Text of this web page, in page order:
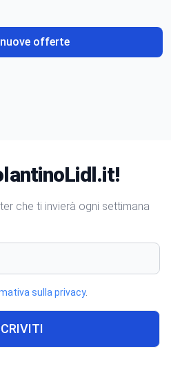
offerte
che ti invierà ogni settimana
sulla privacy.